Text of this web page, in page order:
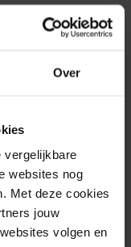
Over
vergelijkbare
websites nog
Met deze cookies
jouw
volgen en
veel zonlicht en
staan. Een
noorden is
dat de plant
zonlicht krijgt
optimale groei.